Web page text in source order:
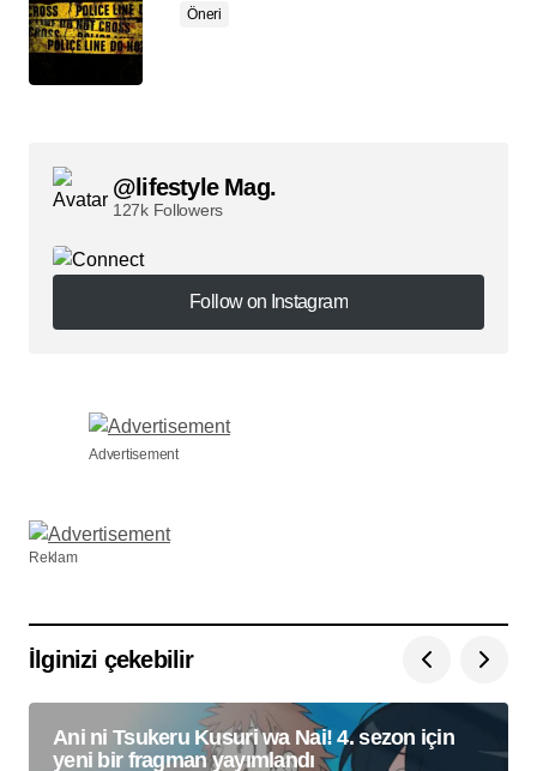
Öneri
@lifestyle Mag.
127k Followers
Follow on Instagram
Follow on Instagram
Advertisement
Reklam
İlginizi çekebilir
Ani ni Tsukeru Kusuri wa Nai! 4. sezon için
yeni bir fragman yayımlandı